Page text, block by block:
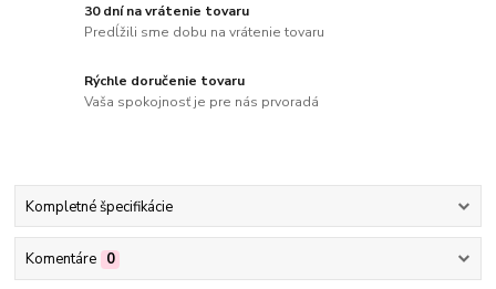
30 dní na vrátenie tovaru
Predĺžili sme dobu na vrátenie tovaru
Rýchle doručenie tovaru
Vaša spokojnosť je pre nás prvoradá
Kompletné špecifikácie
Komentáre 0